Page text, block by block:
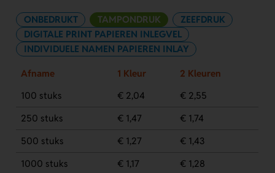
ONBEDRUKT TAMPONDRUK
ZEEFDRUK
DIGITALE PRINT PAPIEREN INLEGVEL
INDIVIDUELE NAMEN PAPIEREN INLAY
Afname 1 Kleur
2 Kleuren
100 stuks
€ 2,04
€ 2,55
250 stuks
€ 1,47
€ 1,74
500 stuks
€ 1,27
€ 1,43
1000 stuks
€ 1,17
€ 1,28